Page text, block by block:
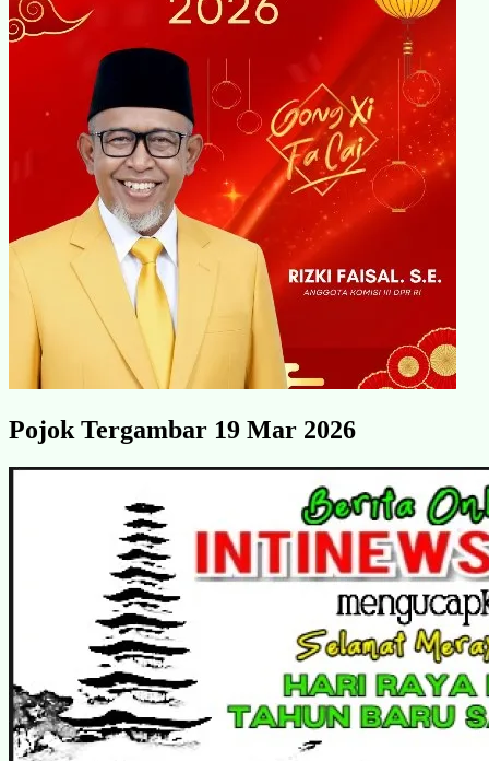
Pojok Tergambar 19 Mar 2026